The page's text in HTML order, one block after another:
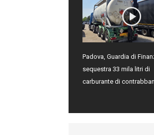
Padova, Guardia di
sequestra 33 mila litri di
carburante di